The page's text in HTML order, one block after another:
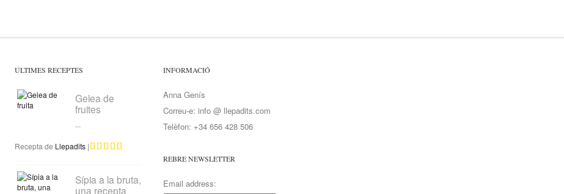
ÚLTIMES RECEPTES
Gelea de
fruites
...
Recepta de Llepadits|
Sípia a la bruta,
una recepta
INFORMACIÓ
Anna Genís
Correu-e: info @ llepadits.com
Telèfon: +34 656 428 506
REBRE NEWSLETTER
Email address: